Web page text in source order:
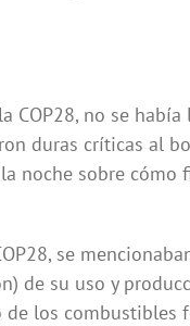
no se había
duras críticas al
noche sobre
se
de su uso y
los combustibles